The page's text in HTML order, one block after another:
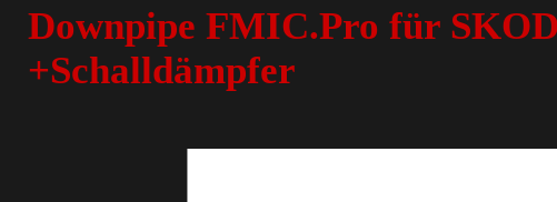
Downpipe FMIC.Pro für
+Schalldämpfer